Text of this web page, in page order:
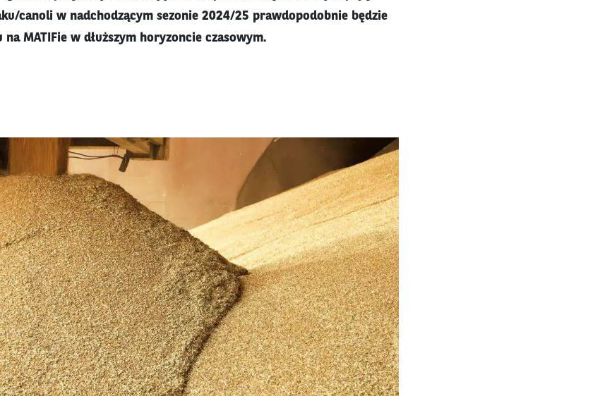
canoli w nadchodzącym sezonie 2024/25 prawdopodobnie będzie
na MATIFie w dłuższym horyzoncie czasowym.